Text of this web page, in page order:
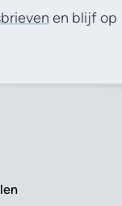
en blijf op